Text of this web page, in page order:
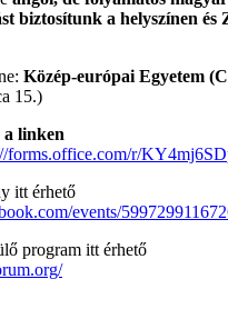
biztosítunk a helyszínen és
Közép-európai Egyetem
15.)
a linken
forms.office.com/r/
itt érhető
events/
program itt érhető